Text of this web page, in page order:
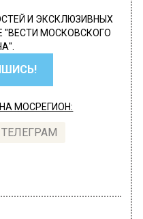
И ЭКСКЛЮЗИВНЫХ
"ВЕСТИ МОСКОВСКОГО
МОСРЕГИОН:
ТЕЛЕГРАМ